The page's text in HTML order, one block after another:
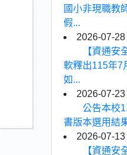
國小非現職教
假...
2026-07-28
【資通安
軟釋出115年7
如...
2026-07-23
公告本校
書版本選用結
2026-07-13
【資通安